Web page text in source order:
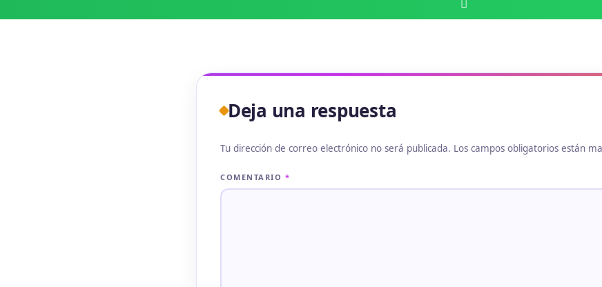
Deja una respuesta
Tu dirección de correo electrónico no será publicada. Los campos obligatorios están
COMENTARIO *